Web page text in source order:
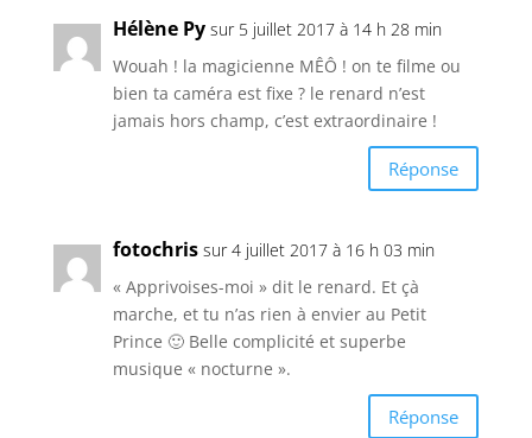
Hélène Py sur 5 juillet 2017 à 14 h 28 min
Wouah ! la magicienne MÊÔ ! on te filme ou
bien ta caméra est fixe ? le renard n’est
jamais hors champ, c’est extraordinaire !
Réponse
fotochris sur 4 juillet 2017 à 16 h 03 min
« Apprivoises-moi » dit le renard. Et çà
marche, et tu n’as rien à envier au Petit
Prince 🙂 Belle complicité et superbe
musique « nocturne ».
Réponse